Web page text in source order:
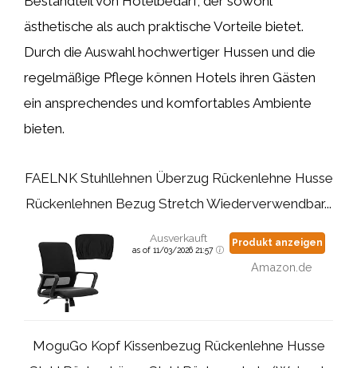
ästhetische als auch praktische Vorteile bietet.
Durch die Auswahl hochwertiger Hussen und die
regelmäßige Pflege können Hotels ihren Gästen
ein ansprechendes und komfortables Ambiente
bieten.
FAELNK Stuhllehnen Überzug Rückenlehne Husse
Rückenlehnen Bezug Stretch Wiederverwendbar...
Ausverkauft
as of 11/03/2026 21:57
Produkt anzeigen
Amazon.de
MoguGo Kopf Kissenbezug Rückenlehne Husse